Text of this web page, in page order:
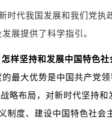
代我国发展和我们党执
展提供了科学指引。
样坚持和发展中国特色社
最大优势是中国共产党
略布局，对新时代坚持
制度、建设中国特色社